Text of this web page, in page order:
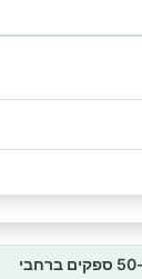
השוואה בין למעלה מ-50 ספקים ברחבי